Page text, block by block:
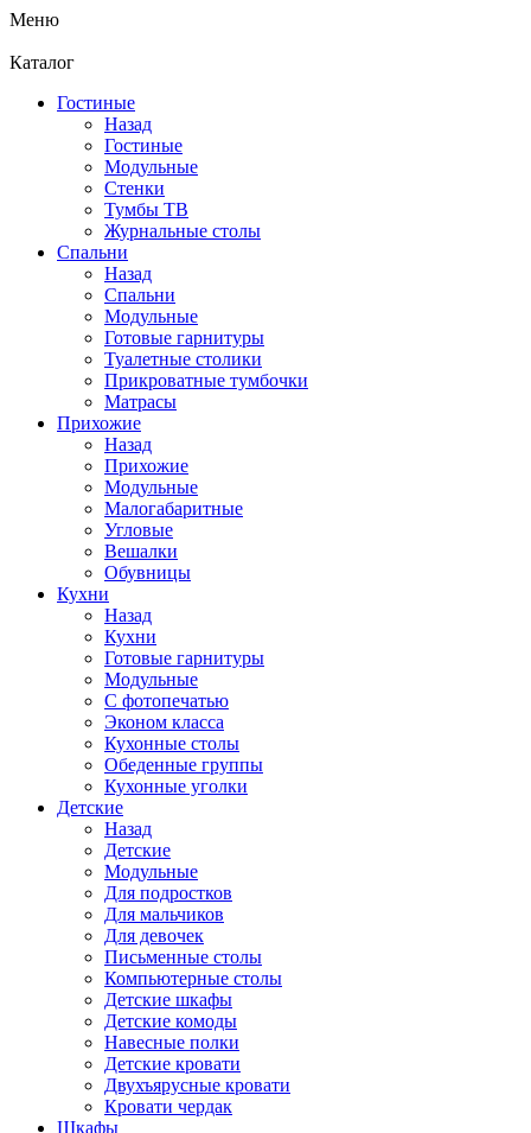
Меню
Каталог
Гостиные
Назад
Гостиные
Модульные
Стенки
Тумбы ТВ
Журнальные столы
Спальни
Назад
Спальни
Модульные
Готовые гарнитуры
Туалетные столики
Прикроватные тумбочки
Матрасы
Прихожие
Назад
Прихожие
Модульные
Малогабаритные
Угловые
Вешалки
Обувницы
Кухни
Назад
Кухни
Готовые гарнитуры
Модульные
С фотопечатью
Эконом класса
Кухонные столы
Обеденные группы
Кухонные уголки
Детские
Назад
Детские
Модульные
Для подростков
Для мальчиков
Для девочек
Письменные столы
Компьютерные столы
Детские шкафы
Детские комоды
Навесные полки
Детские кровати
Двухъярусные кровати
Кровати чердак
Шкафы